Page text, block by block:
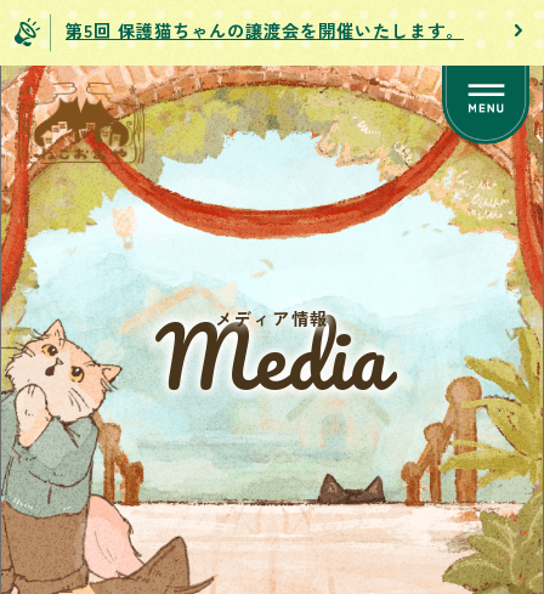
第5回 保護猫ちゃんの譲渡会を開催いたします。
メディア情報
Media